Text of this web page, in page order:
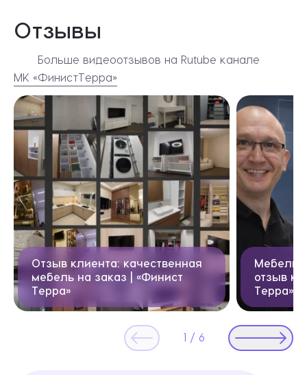
Отзывы
Больше видеоотзывов на Rutube канале
МК «ФинистТерра»
Видеоотзывы
Отзыв клиента: качественная
мебель на заказ | «Финист
Терра»
Мебель
отзыв
Терра»
1 / 6